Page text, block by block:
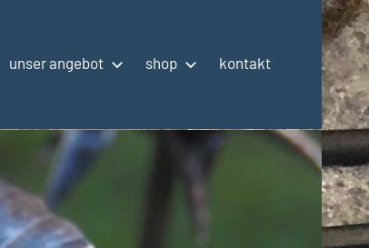
unser angebot shop kontakt